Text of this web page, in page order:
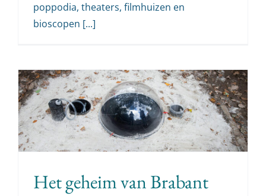
poppodia, theaters, filmhuizen en
bioscopen [...]
Het geheim van Brabant